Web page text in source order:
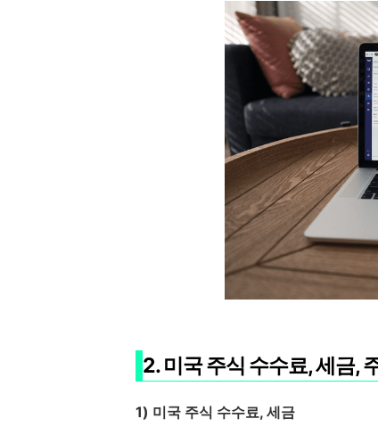
2. 미국 주식 수수료, 세금,
1) 미국 주식 수수료, 세금